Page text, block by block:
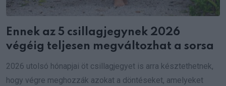
Ennek az 5 csillagjegynek 2026
végéig teljesen megváltozhat a sorsa
2026 utolsó hónapjai öt csillagjegyet is arra késztethetnek,
hogy végre meghozzák azokat a döntéseket, amelyeket